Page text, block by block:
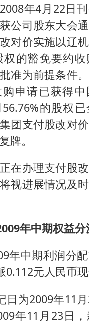
年4月22日
公司股东大会
对价实施以辽
权的豁免要约
准为前提条件
申请已获得中
的股权
团支付股改对
牌。
在办理支付股
视进展情况及
年中期权益
年中期利润分
0.112元人民币现
日为2009年11
年11月23日